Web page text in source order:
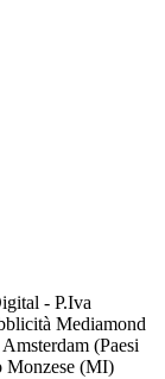
- P.Iva
Mediamond
(Paesi
Monzese (MI)